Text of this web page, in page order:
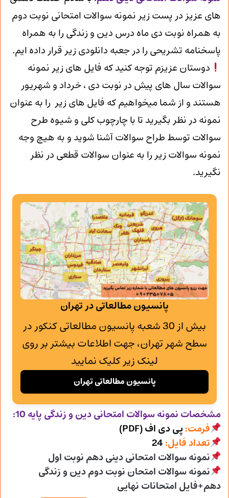
های عزیز در پست زیر نمونه سوالات امتحانی نوبت دوم
به همراه نوبت دی ماه درس دین و زندگی را به همراه
پاسخنامه تشریحی را در جعبه دانلودی زیر قرار داده ایم.
دوستان عزیزم توجه کنید که فایل های زیر نمونه
سوالات سال های پیش در نوبت دی ، خرداد و شهریور
هستند و از شما میخواهیم که فایل های زیر را به عنوان
نمونه در نظر بگیرید تا با چارچوب کلی و شیوه طرح
سوالات توسط طراح سوالات آشنا شوید و به هیچ وجه
نمونه سوالات زیر را به عنوان سوالات قطعی در نظر
نگیرید.
پانسیون مطالعاتی در تهران
بیش از 30 شعبه پانسیون مطالعاتی کنکور در
سطح شهر تهران، جهت اطلاعات بیشتر بر روی
لینک زیر کلیک نمایید
پانسیون مطالعاتی تهران
مشخصات نمونه سوالات امتحانیدین و زندگی پایه 10:
فرمت: پی دی اف (PDF)
تعداد فایل:24
نمونه سوالات امتحانی دینی دهم نوبت اول
نمونه سوالات امتحان نوبت دوم دین و زندگی
دهم+فایل امتحانات نهایی